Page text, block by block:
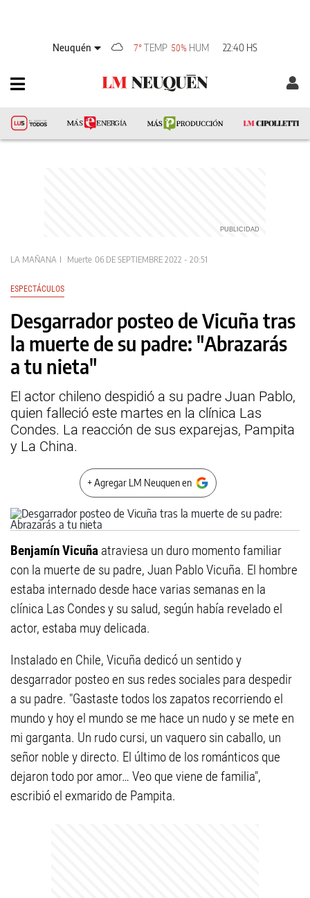
Neuquén 7° TEMP 50% HUM 22:40 HS
LA MAÑANA Muerte 06 DE SEPTIEMBRE 2022 - 20:51
ESPECTÁCULOS
Desgarrador posteo de Vicuña tras
la muerte de su padre: "Abrazarás
a tu nieta"
El actor chileno despidió a su padre Juan Pablo,
quien falleció este martes en la clínica Las
Condes. La reacción de sus exparejas, Pampita
y La China.
+ Agregar LM Neuquen en
Benjamín Vicuña atraviesa un duro momento familiar
con la muerte de su padre, Juan Pablo Vicuña. El hombre
estaba internado desde hace varias semanas en la
clínica Las Condes y su salud, según había revelado el
actor, estaba muy delicada.
Instalado en Chile, Vicuña dedicó un sentido y
desgarrador posteo en sus redes sociales para despedir
a su padre. "Gastaste todos los zapatos recorriendo el
mundo y hoy el mundo se me hace un nudo y se mete en
mi garganta. Un rudo cursi, un vaquero sin caballo, un
señor noble y directo. El último de los románticos que
dejaron todo por amor… Veo que viene de familia",
escribió el exmarido de Pampita.